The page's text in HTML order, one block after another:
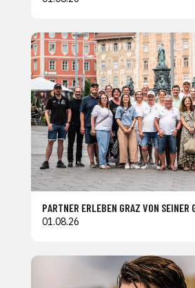
PARTNER ERLEBEN GRAZ VON SEINER
01.08.26